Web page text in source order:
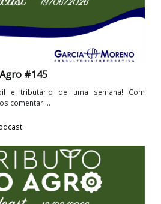
Agro #146
e tributário de uma semana!
comentar ...
podcast